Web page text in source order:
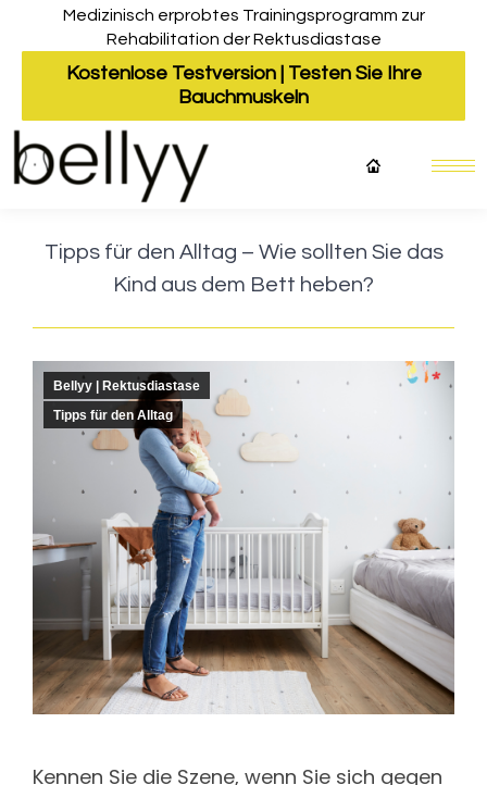
Medizinisch erprobtes Trainingsprogramm zur
Rehabilitation der Rektusdiastase
Kostenlose Testversion | Testen Sie Ihre
Bauchmuskeln
Tipps für den Alltag – Wie sollten Sie das
Kind aus dem Bett heben?
Bellyy | Rektusdiastase
Tipps für den Alltag
Kennen Sie die Szene, wenn Sie sich gegen